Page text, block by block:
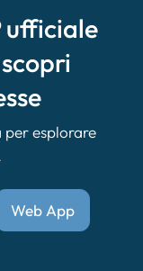
ufficiale
per esplorare
Web App